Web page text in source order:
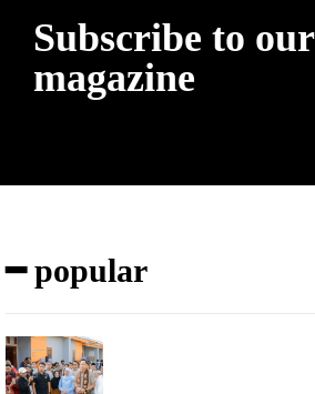
Subscribe to our
magazine
━ popular